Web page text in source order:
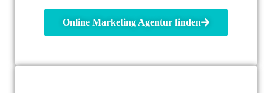
Online Marketing Agentur finden